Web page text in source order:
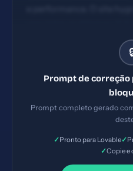
2) Title com 70
H1 na página (ideal:
brasileiro, dificultando
tomadores de decisão
Implemente TODAS as
Priorize as correções
Prompt de
Prompt completo gerado
✓Pronto para Lovable✓
✓Copie e